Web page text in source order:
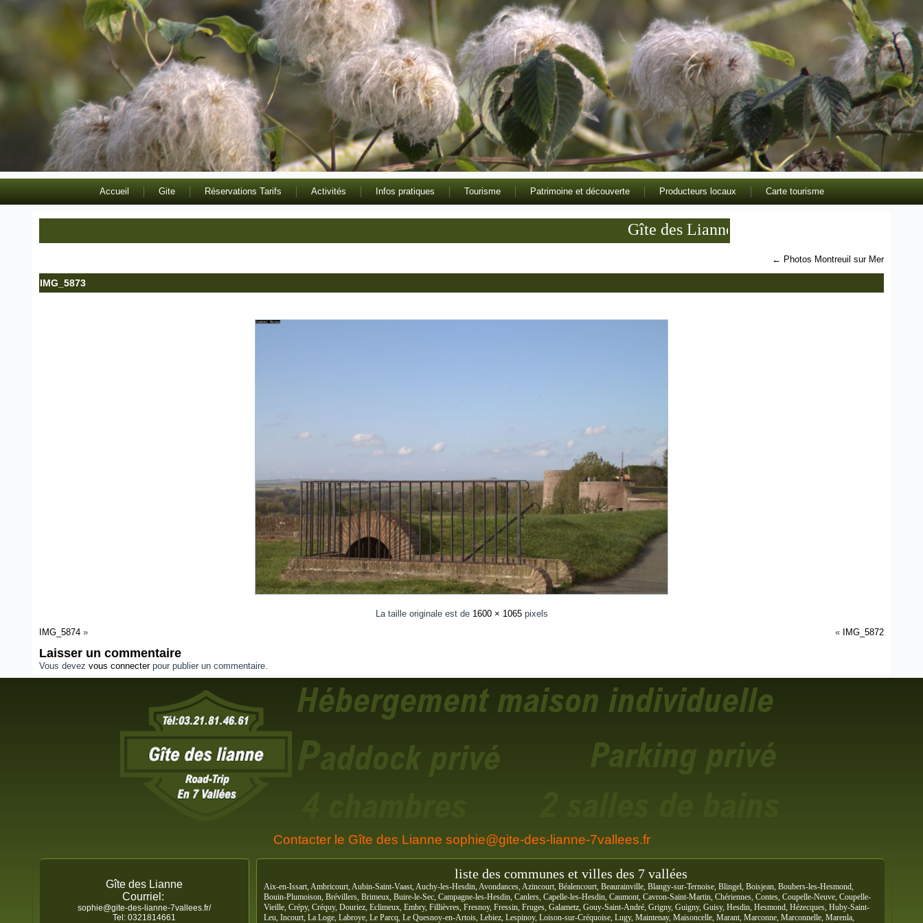
Accueil Gite Réservations Tarifs Activités Infos pratiques Tourisme Patrimoine et découverte Producteurs locaux Carte tourisme
Gîte des Lianne meublé de tourisme 3 étoiles
← Photos Montreuil sur Mer
IMG_5873
La taille originale est de 1600 × 1065pixels
IMG_5874 » « IMG_5872
Laisser un commentaire
Vous devez vous connecterpour publier un commentaire.
Contacter le Gîte des Lianne sophie@gite-des-lianne-7vallees.fr
Gîte des Lianne
Courriel:
sophie@gite-des-lianne-7vallees.fr/
Tel: 0321814661
liste des communes et villes des 7 vallées
Aix-en-Issart, Ambricourt, Aubin-Saint-Vaast, Auchy-les-Hesdin, Avondances, Azincourt, Béalencourt, Beaurainville, Blangy-sur-Ternoise, Blingel, Boisjean, Boubers-les-Hesmond,
Bouin-Plumoison, Brévillers, Brimeux, Buire-le-Sec, Campagne-les-Hesdin, Canlers, Capelle-les-Hesdin, Caumont, Cavron-Saint-Martin, Chériennes, Contes, Coupelle-Neuve, Coupelle-
Vieille, Crépy, Créquy, Douriez, Eclimeux, Embry, Fillièvres, Fresnoy, Fressin, Fruges, Galametz, Gouy-Saint-André, Grigny, Guigny, Guisy, Hesdin, Hesmond, Hézecques, Huby-Saint-
Leu, Incourt, La Loge, Labroye, Le Parcq, Le Quesnoy-en-Artois, Lebiez, Lespinoy, Loison-sur-Créquoise, Lugy, Maintenay, Maisoncelle, Marant, Marconne, Marconnelle, Marenla,